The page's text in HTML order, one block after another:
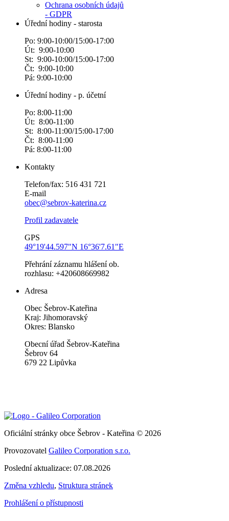
Ochrana osobních údajů
- GDPR
Úřední hodiny - starosta
Po: 9:00-10:00/15:00-17:00
Út: 9:00-10:00
St: 9:00-10:00/15:00-17:00
Čt: 9:00-10:00
Pá: 9:00-10:00
Úřední hodiny - p. účetní
Po: 8:00-11:00
Út: 8:00-11:00
St: 8:00-11:00/15:00-17:00
Čt: 8:00-11:00
Pá: 8:00-11:00
Kontakty
Telefon/fax: 516 431 721
E-mail
obec@sebrov-katerina.cz
Profil zadavatele
GPS
49°19'44.597"N 16°36'7.61"E
Přehrání záznamu hlášení ob.
rozhlasu: +420608669982
Adresa
Obec Šebrov-Kateřina
Kraj: Jihomoravský
Okres: Blansko
Obecní úřad Šebrov-Kateřina
Šebrov 64
679 22 Lipůvka
Oficiální stránky obce Šebrov - Kateřina © 2026
Provozovatel Galileo Corporation s.r.o.
Poslední aktualizace: 07.08.2026
Změna vzhledu, Struktura stránek
Prohlášení o přístupnosti